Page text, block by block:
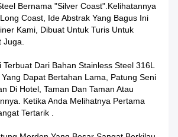
Bernama "Silver Coast".Kelihatannya
Coast, Ide Abstrak Yang Bagus Ini
Kami, Dibuat Untuk Turis Untuk
Juga.
Terbuat Dari Bahan Stainless Steel 316L
Dapat Bertahan Lama, Patung Seni
Di Hotel, Taman Dan Taman Atau
Ketika Anda Melihatnya Pertama
Tertarik .